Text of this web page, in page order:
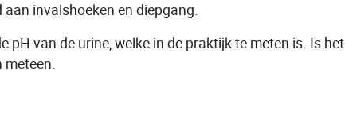
invalshoeken en diepgang.
pH van de urine, welke in de praktijk te meten is. Is het
meteen.